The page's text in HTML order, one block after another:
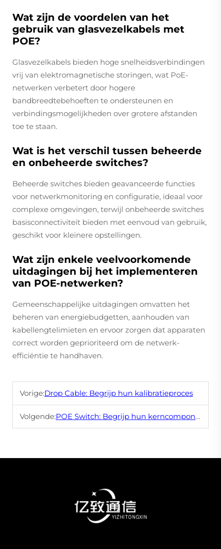
Wat zijn de voordelen van het
gebruik van glasvezelkabels met
POE?
Glasvezelkabels bieden hoge snelheidsverbindingen
vrij van elektromagnetische storingen, wat PoE-
netwerken verbetert door hogere
bandbreedtebehoeften te ondersteunen en
verbindingsmogelijkheden over grotere afstanden
toe te staan.
Wat is het verschil tussen beheerde
en onbeheerde switches?
Beheerde switches bieden geavanceerde functies
voor netwerkmonitoring en configuratie, ideaal voor
complexe omgevingen, terwijl onbeheerde switches
basisconnectiviteit bieden met eenvoud van gebruik,
geschikt voor kleinere opstellingen.
Wat zijn enkele veelvoorkomende
uitdagingen bij het implementeren
van POE-netwerken?
Gemeenschappelijke uitdagingen omvatten het
beheren van energiebudgetten, aanhouden van
kabellengtelimieten en ervoor zorgen dat apparaten
correct worden geprioriteerd om de netwerk-
efficiëntie te handhaven.
Vorige:Drop Cable: Begrijp hun kalibratieproces
Volgende:POE Switch: Begrijp hun kerncomponenten